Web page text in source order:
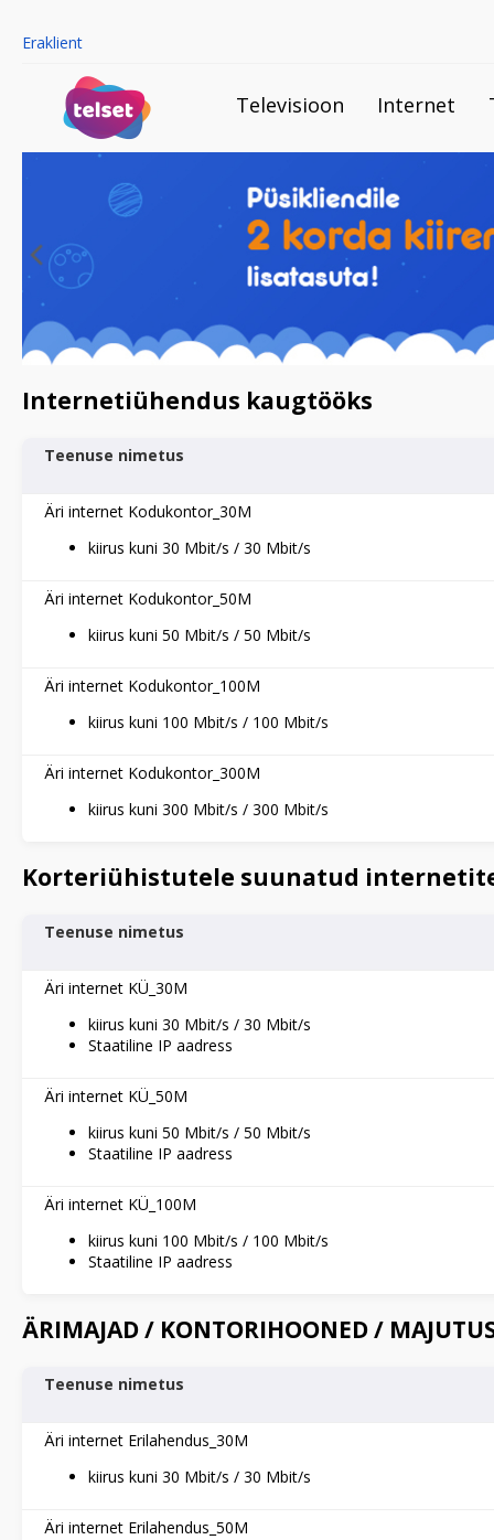
Eraklient
Televisioon Internet
Internetiühendus kaugtööks
Teenuse nimetus
Äri internet Kodukontor_30M
kiirus kuni 30 Mbit/s / 30 Mbit/s
Äri internet Kodukontor_50M
kiirus kuni 50 Mbit/s / 50 Mbit/s
Äri internet Kodukontor_100M
kiirus kuni 100 Mbit/s / 100 Mbit/s
Äri internet Kodukontor_300M
kiirus kuni 300 Mbit/s / 300 Mbit/s
Korteriühistutele suunatud
Teenuse nimetus
Äri internet KÜ_30M
kiirus kuni 30 Mbit/s / 30 Mbit/s
Staatiline IP aadress
Äri internet KÜ_50M
kiirus kuni 50 Mbit/s / 50 Mbit/s
Staatiline IP aadress
Äri internet KÜ_100M
kiirus kuni 100 Mbit/s / 100 Mbit/s
Staatiline IP aadress
ÄRIMAJAD / KONTORIHOONED /
Teenuse nimetus
Äri internet Erilahendus_30M
kiirus kuni 30 Mbit/s / 30 Mbit/s
Äri internet Erilahendus_50M